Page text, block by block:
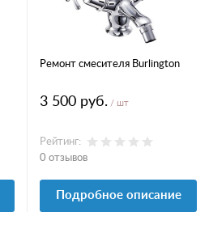
Ремонт смесителя Burlington
3 500 руб. / шт
Рейтинг:
0 отзывов
Подробное описание